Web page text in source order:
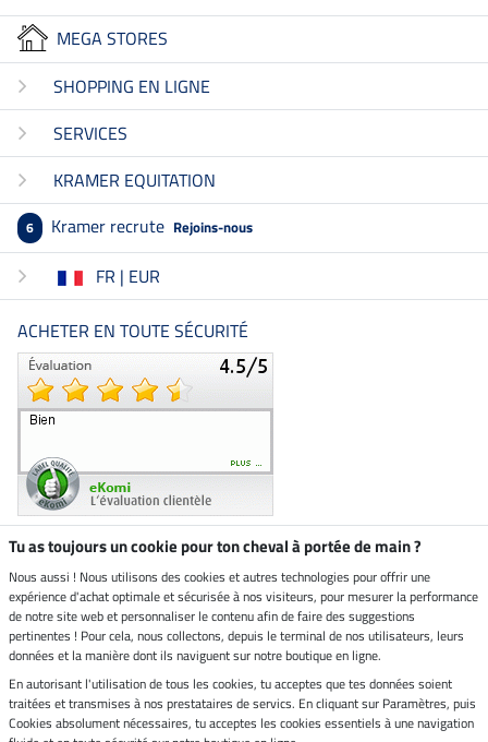
MEGA STORES
SHOPPING EN LIGNE
SERVICES
KRAMER EQUITATION
6 Kramer recrute Rejoins-nous
FR | EUR
ACHETER EN TOUTE SÉCURITÉ
Boutique climatiquement
neutre
Livraison par
Paiement sécurisé
Tu as toujours un cookie pour ton cheval à portée de main ?
Nous aussi ! Nous utilisons des cookies et autres technologies pour offrir une
expérience d'achat optimale et sécurisée à nos visiteurs, pour mesurer la performance
de notre site web et personnaliser le contenu afin de faire des suggestions
pertinentes ! Pour cela, nous collectons, depuis le terminal de nos utilisateurs, leurs
données et la manière dont ils naviguent sur notre boutique en ligne.
En autorisant l'utilisation de tous les cookies, tu acceptes que tes données soient
traitées et transmises à nos prestataires de servics. En cliquant sur Paramètres, puis
Cookies absolument nécessaires, tu acceptes les cookies essentiels à une navigation